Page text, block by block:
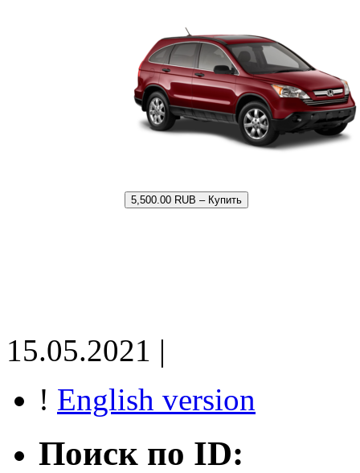
5,500.00 RUB – Купить
15.05.2021 |
! English version
Поиск по ID: